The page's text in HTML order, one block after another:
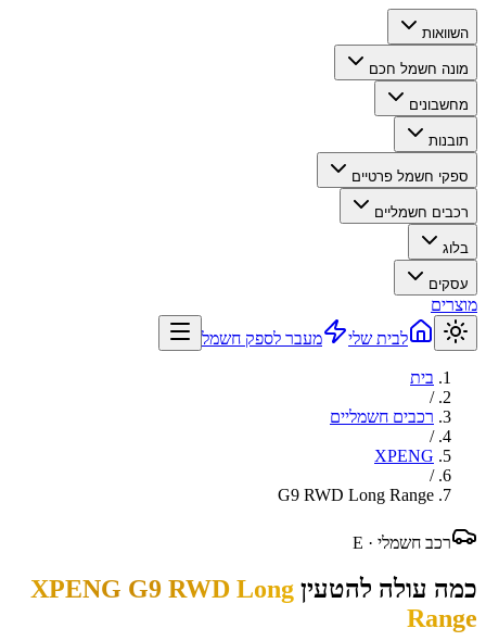
השוואות
מונה חשמל חכם
מחשבונים
תובנות
ספקי חשמל פרטיים
רכבים חשמליים
בלוג
עסקים
מוצרים
לבית שלי
מעבר לספק חשמל
בית
/
רכבים חשמליים
/
XPENG
/
G9 RWD Long Range
רכב חשמלי · E
כמה עולה להטעין XPENG G9 RWD Long
Range